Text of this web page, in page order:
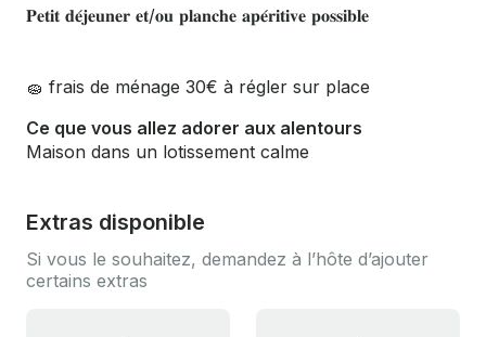
𝐏𝐞𝐭𝐢𝐭 𝐝𝐞́𝐣𝐞𝐮𝐧𝐞𝐫 𝐞𝐭/𝐨𝐮 𝐩𝐥𝐚𝐧𝐜𝐡𝐞 𝐚𝐩𝐞́𝐫𝐢𝐭𝐢𝐯𝐞 𝐩𝐨𝐬𝐬𝐢𝐛𝐥𝐞
🧽 frais de ménage 30€ à régler sur place
Ce que vous allez adorer aux alentours
Maison dans un lotissement calme
Extras disponible
Si vous le souhaitez, demandez à l’hôte d’ajouter
certains extras